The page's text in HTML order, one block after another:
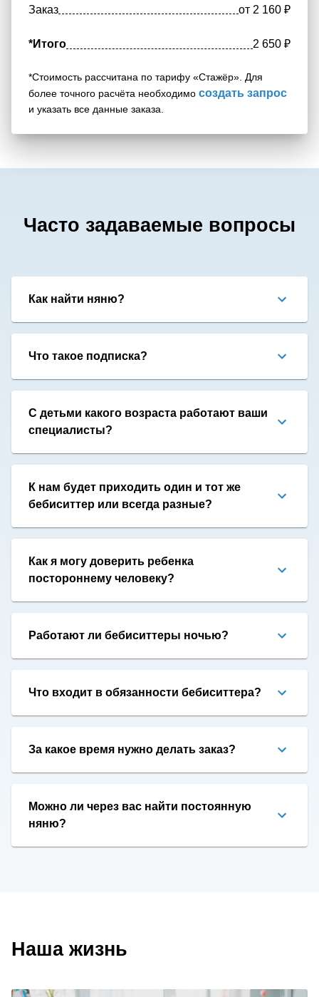
Заказ от 2 160 ₽
*Итого 2 650 ₽
*Стоимость рассчитана по тарифу «Стажёр». Для
более точного расчёта необходимо создать запрос
и указать все данные заказа.
Часто задаваемые вопросы
Как найти няню?
Что такое подписка?
С детьми какого возраста работают ваши
специалисты?
К нам будет приходить один и тот же
бебиситтер или всегда разные?
Как я могу доверить ребенка
постороннему человеку?
Работают ли бебиситтеры ночью?
Что входит в обязанности бебиситтера?
За какое время нужно делать заказ?
Можно ли через вас найти постоянную
няню?
Наша жизнь